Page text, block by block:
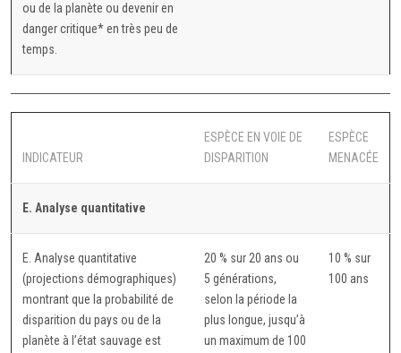
ou de la planète ou devenir en
danger critique* en très peu de
temps.
INDICATEUR
ESPÈCE EN VOIE DE
DISPARITION
ESPÈCE
MENACÉE
E. Analyse quantitative
E. Analyse quantitative
(projections démographiques)
montrant que la probabilité de
disparition du pays ou de la
planète à l’état sauvage est
20 % sur 20 ans ou
5 générations,
selon la période la
plus longue, jusqu’à
un maximum de 100
10 % sur
100 ans